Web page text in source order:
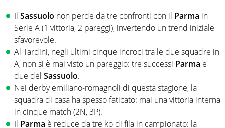
Il Sassuolo non perde da tre confronti con il Parma in
Serie A (1 vittoria, 2 pareggi), invertendo un trend iniziale
sfavorevole.
Al Tardini, negli ultimi cinque incroci tra le due squadre in
A, non si è mai visto un pareggio: tre successi Parma e
due del Sassuolo.
Nei derby emiliano-romagnoli di questa stagione, la
squadra di casa ha spesso faticato: mai una vittoria interna
in cinque match (2N, 3P).
Il Parma è reduce da tre ko di fila in campionato: la